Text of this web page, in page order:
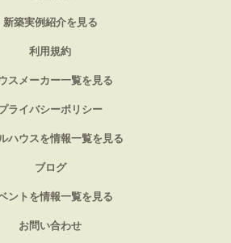
新築実例紹介を見る
利用規約
スメーカー一覧を見る
ライバシーポリシー
ハウスを情報一覧を見る
ブログ
ントを情報一覧を見る
お問い合わせ